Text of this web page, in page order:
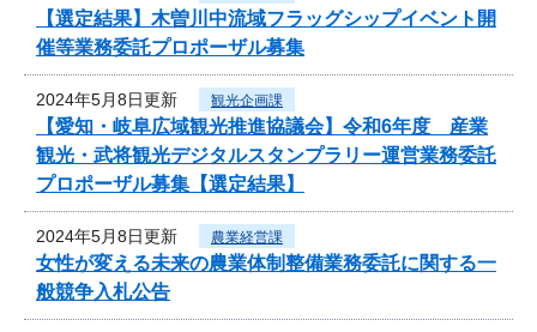
【選定結果】木曽川中流域フラッグシップイベント開
催等業務委託プロポーザル募集
2024年5月8日更新 観光企画課
【愛知・岐阜広域観光推進協議会】令和6年度 産業
観光・武将観光デジタルスタンプラリー運営業務委託
プロポーザル募集【選定結果】
2024年5月8日更新 農業経営課
女性が変える未来の農業体制整備業務委託に関する一
般競争入札公告